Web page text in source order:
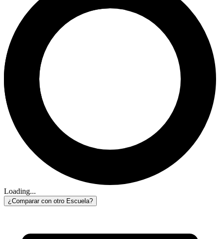
Loading...
¿Comparar con otro Escuela?